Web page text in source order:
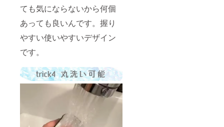
ても気にならないから何個
あっても良いんです。握り
やすい使いやすいデザイン
です。